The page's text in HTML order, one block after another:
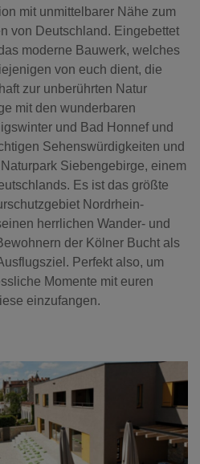
mit unmittelbarer Nähe zum
von Deutschland. Eingebettet
moderne Bauwerk, welches
von euch dient, die
zur unberührten Natur
mit den wunderbaren
und Bad Honnef und
Sehenswürdigkeiten und
Siebengebirge, einem
Es ist das größte
Nordrhein-
herrlichen Wander- und
der Kölner Bucht als
Perfekt also, um
Momente mit euren
einzufangen.